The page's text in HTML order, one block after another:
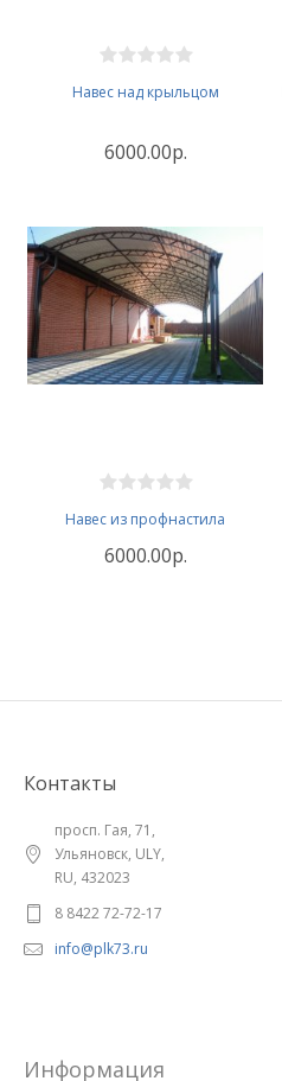
Навес над крыльцом
6000.00р.
Навес из профнастила
6000.00р.
Контакты
просп. Гая, 71,
Ульяновск, ULY,
RU, 432023
8 8422 72-72-17
info@plk73.ru
Информация